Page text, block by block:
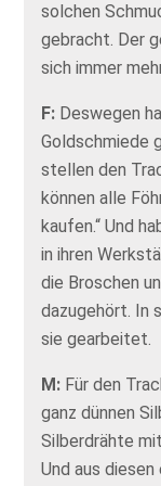
solchen
gebracht. Der
sich immer
F: Deswegen
Goldschmiede
stellen den
können alle
kaufen.“ Und
in ihren
die Broschen
dazugehört. In
sie gearbeitet.
M: Für den
ganz dünnen
Silberdrähte
Und aus